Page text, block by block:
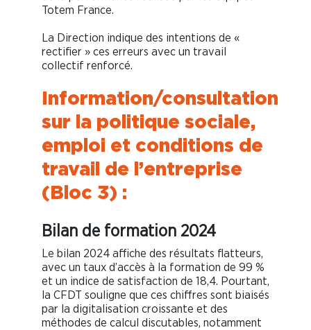
Totem France.
La Direction indique des intentions de «
rectifier » ces erreurs avec un travail
collectif renforcé.
Information/consultation
sur la politique sociale,
emploi et conditions de
travail de l’entreprise
(Bloc 3) :
Bilan de formation 2024
Le bilan 2024 affiche des résultats flatteurs,
avec un taux d’accès à la formation de 99 %
et un indice de satisfaction de 18,4. Pourtant,
la CFDT souligne que ces chiffres sont biaisés
par la digitalisation croissante et des
méthodes de calcul discutables, notamment